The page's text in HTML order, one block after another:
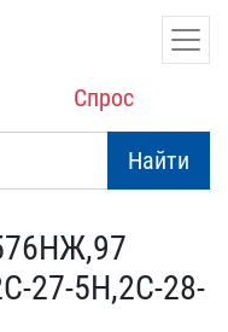
Спрос
Найти
27-5Н​,2С-28-